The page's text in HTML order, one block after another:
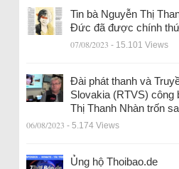
Tin bà Nguyễn Thị
Đức đã được chính
07/08/2023 - 15.101 Views
Đài phát thanh và
Slovakia (RTVS) công
Thị Thanh Nhàn trốn
06/08/2023 - 5.174 Views
Ủng hộ Thoibao.de